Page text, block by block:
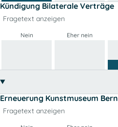
Kündigung Bilaterale Verträge
Fragetext anzeigen
Nein Eher nein
Erneuerung Kunstmuseum Bern
Fragetext anzeigen